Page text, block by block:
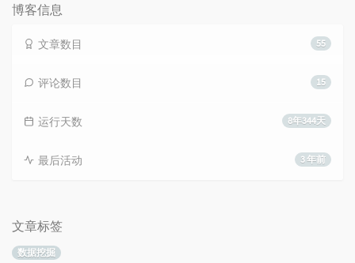
博客信息
55
文章数目
15
评论数目
8年344天
运行天数
3 年前
最后活动
文章标签
数据挖掘